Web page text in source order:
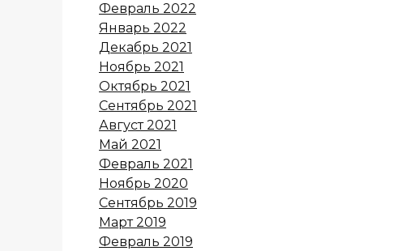
Февраль 2022
Январь 2022
Декабрь 2021
Ноябрь 2021
Октябрь 2021
Сентябрь 2021
Август 2021
Май 2021
Февраль 2021
Ноябрь 2020
Сентябрь 2019
Март 2019
Февраль 2019